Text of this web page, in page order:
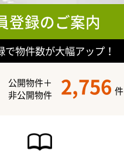
登録のご案内
で物件数が大幅アップ！
公開物件＋
非公開物件
2,756 件